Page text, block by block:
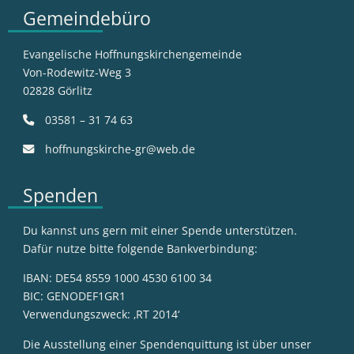
Gemeindebüro
Evangelische Hoffnungskirchengemeinde
Von-Rodewitz-Weg 3
02828 Görlitz
03581 – 31 74 63
hoffnungskirche-gr@web.de
Spenden
Du kannst uns gern mit einer Spende unterstützen.
Dafür nutze bitte folgende Bankverbindung:
IBAN: DE54 8559 1000 4530 6100 34
BIC: GENODEF1GR1
Verwendungszweck: ‚RT 2014‘
Die Ausstellung einer Spendenquittung ist über unser